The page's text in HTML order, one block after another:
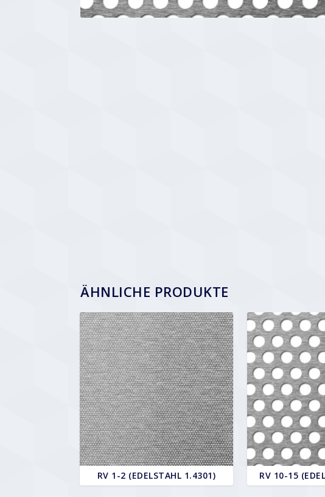
ÄHNLICHE PRODUKTE
RV 1-2 (EDELSTAHL 1.4301) RV 10-15